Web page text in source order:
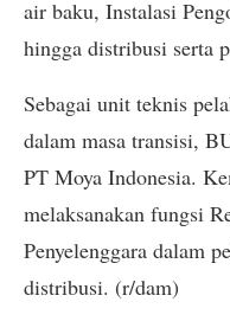
air baku, Instalasi
hingga distribusi serta
Sebagai unit teknis
dalam masa transisi,
PT Moya Indonesia.
melaksanakan fungsi
Penyelenggara dalam
distribusi. (r/dam)